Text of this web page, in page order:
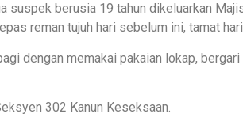
suspek berusia 19 tahun dikeluarkan
reman tujuh hari sebelum ini, tamat
dengan memakai pakaian lokap, bergari
302 Kanun Keseksaan.